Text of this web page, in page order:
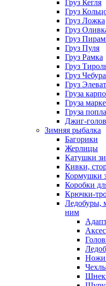
Груз Кегля
Груз
Груз Ложка
Груз
Груз
Груз Пуля
Груз Рамка
Груз
Груз
Груз
Груза
Груза
Груза
Джиг-
Зимняя рыбалка
Багорики
Жерлицы
Катушки
Кивки,
Кормушки
Коробки
Крючки-
Ледобуры,
ним
Ножи